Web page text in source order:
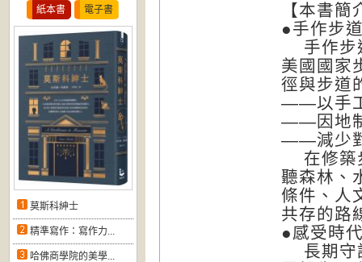
紙本書 電子書
莫斯科紳士
精準寫作：寫作力...
哈佛商學院的美學...
【本書簡
●手作步
手作步
美國國家
徑與步道
——以手
——因地
——減少
在修築
聽森林、
條件、人
共存的路
●感受時
長期守